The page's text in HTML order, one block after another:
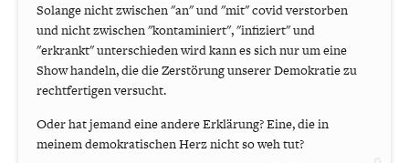
Solange nicht zwischen "an" und "mit" covid verstorben
und nicht zwischen "kontaminiert", "infiziert" und
"erkrankt" unterschieden wird kann es sich nur um eine
Show handeln, die die Zerstörung unserer Demokratie zu
rechtfertigen versucht.
Oder hat jemand eine andere Erklärung? Eine, die in
meinem demokratischen Herz nicht so weh tut?